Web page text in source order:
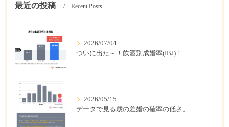
最近の投稿 Recent Posts
2026/07/04
ついに出た～！飲酒別成婚率(IBJ)！
2026/05/15
データで見る歳の差婚の確率の低さ。